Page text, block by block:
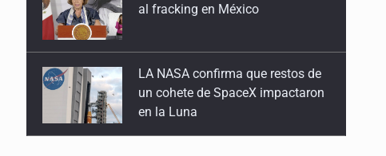
un cohete de SpaceX impactaron
'Nadie nos va a extrañar' regresa
con una segunda temporada